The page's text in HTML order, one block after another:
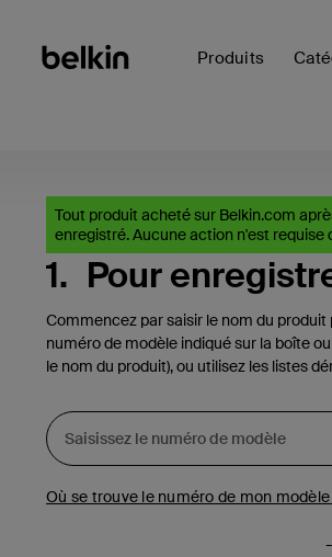
Produits
Tout produit acheté sur Belkin.com
enregistré. Aucune action n'est requise
1. Pour
Commencez par saisir le nom du
numéro de modèle indiqué sur la boîte
le nom du produit), ou utilisez les listes
Où se trouve le numéro de mon modèle